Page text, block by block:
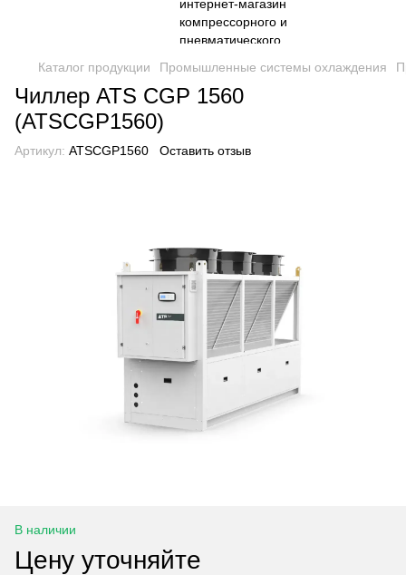
Каталог продукции Промышленные системы охлаждения
Чиллер ATS CGP 1560
(ATSCGP1560)
Артикул: ATSCGP1560 Оставить отзыв
В наличии
Цену уточняйте